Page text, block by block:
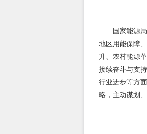
国家能源局
地区用能保障
升、农村能源
接续奋斗与支
行业进步等方
略，主动谋划